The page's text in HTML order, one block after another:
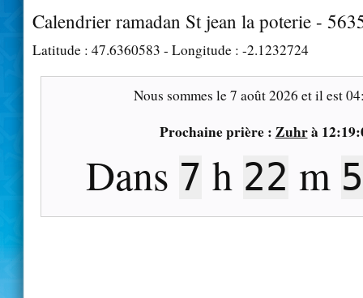
Calendrier ramadan St jean la poterie -
Latitude : 47.6360583 - Longitude : -2.1232724
Nous sommes le7 août 2026 et il est
Prochaine prière : Zuhrà
Dans 7 h 22 m